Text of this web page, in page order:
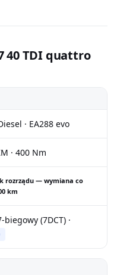
40 TDI quattro
· EA288 evo
· 400 Nm
rozrządu — wymiana co
km
biegowy (7DCT) ·